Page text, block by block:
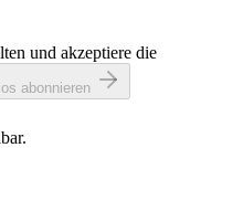
und akzeptiere die
abonnieren